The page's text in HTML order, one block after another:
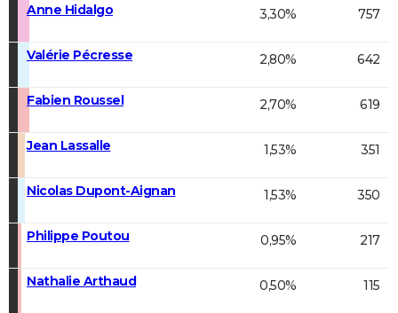
Anne Hidalgo 3,30% 757
Valérie Pécresse 2,80% 642
Fabien Roussel 2,70% 619
Jean Lassalle 1,53% 351
Nicolas Dupont-Aignan 1,53% 350
Philippe Poutou 0,95% 217
Nathalie Arthaud 0,50% 115